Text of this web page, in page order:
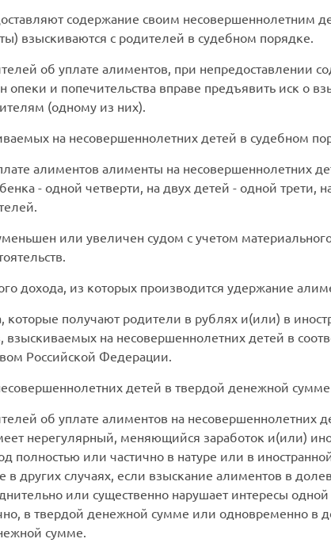
содержание своим несовершеннолетним
взыскиваются с родителей в судебном порядке.
об уплате алиментов, при непредоставлении
опеки и попечительства вправе предъявить иск о
(одному из них).
на несовершеннолетних детей в судебном
алиментов алименты на несовершеннолетних
- одной четверти, на двух детей - одной трети,
или увеличен судом с учетом
дохода, из которых производится удержание
которые получают родители в рублях и(или) в
на несовершеннолетних детей в
Российской Федерации.
детей в твердой денежной сумме
об уплате алиментов на несовершеннолетних
нерегулярный, меняющийся заработок и(или)
полностью или частично в натуре или в
в других случаях, если взыскание алиментов в
или существенно нарушает интересы
в твердой денежной сумме или одновременно в
сумме.